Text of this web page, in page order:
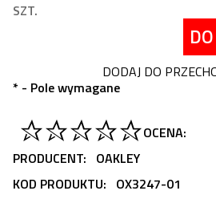
SZT.
DODAJ DO
* - Pole wymagane
OCENA:
PRODUCENT: OAKLEY
KOD PRODUKTU: OX3247-01